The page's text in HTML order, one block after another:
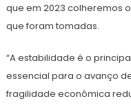
que em 2023 colheremos
que foram tomadas.
“A estabilidade é o
essencial para o avanço
fragilidade econômica